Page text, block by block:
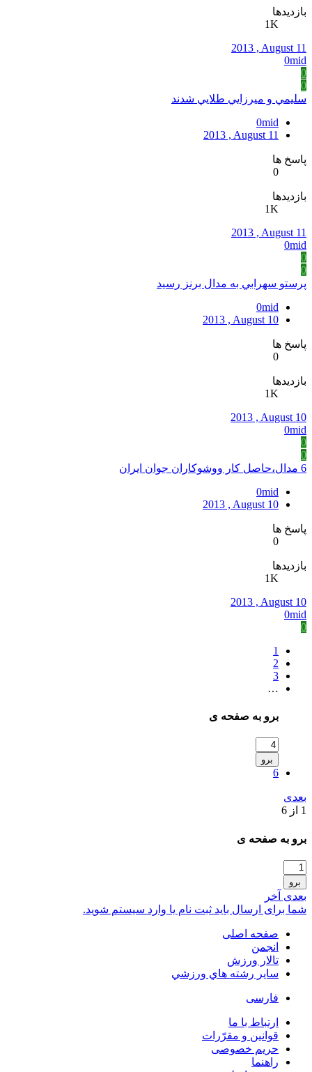
بازدیدها
1K
2013 , August 11
0mid
0
0
سليمي و ميرزايي طلايي شدند
0mid
2013 , August 11
پاسخ ها
0
بازدیدها
1K
2013 , August 11
0mid
0
0
پرستو سهرابي به مدال برنز رسيد
0mid
2013 , August 10
پاسخ ها
0
بازدیدها
1K
2013 , August 10
0mid
0
0
6 مدال،حاصل کار ووشوکاران جوان ايران
0mid
2013 , August 10
پاسخ ها
0
بازدیدها
1K
2013 , August 10
0mid
0
1
2
3
…
برو به صفحه ی
برو
6
بعدی
1 از 6
برو به صفحه ی
برو
بعدی آخر
شما برای ارسال باید ثبت نام یا وارد سیستم شوید.
صفحه اصلی
انجمن
تالار ورزش
ساير رشته هاي ورزشي
فارسی
ارتباط با ما
قوانین و مقرّرات
حریم خصوصی
راهنما